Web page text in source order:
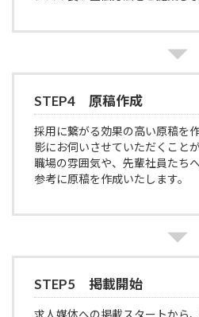
STEP4 原稿作成
採用に繋がる効果の高い原稿を
影にお伺いさせていただくことが
職場の雰囲気や、先輩社員たち
参考に原稿を作成いたします。
STEP5 掲載開始
求人媒体への掲載スタートから